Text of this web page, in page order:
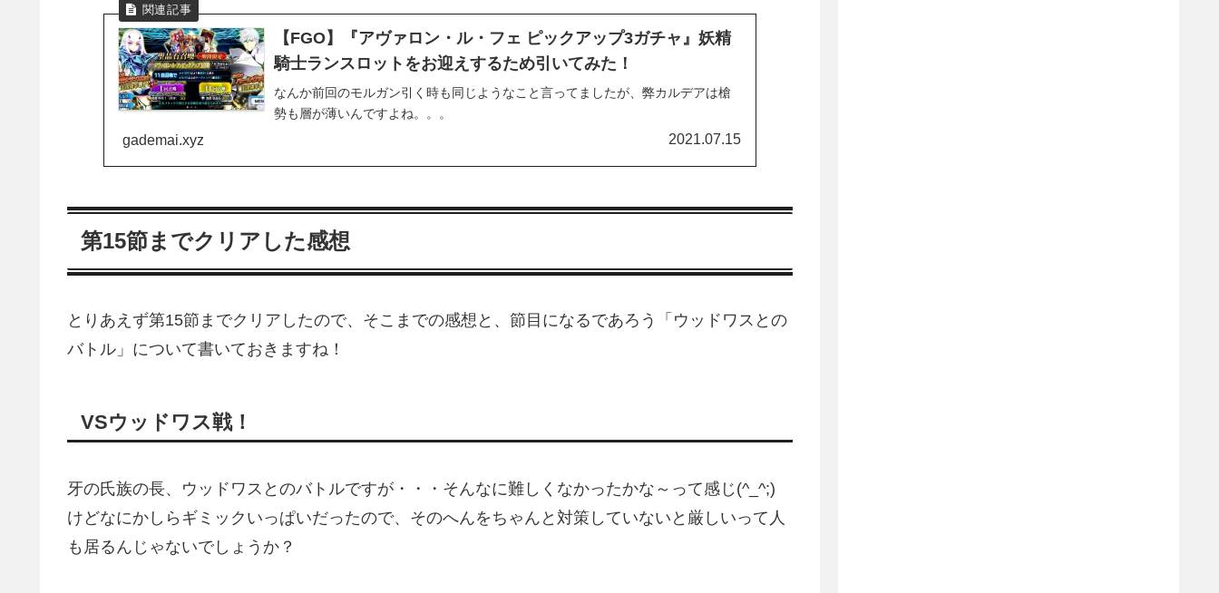
【FGO】『アヴァロン・ル・フェ ピックアップ3ガチャ』妖精
騎士ランスロットをお迎えするため引いてみた！
なんか前回のモルガン引く時も同じようなこと言ってましたが、弊カルデアは槍
勢も層が薄いんですよね。。。
gademai.xyz 2021.07.15
第15節までクリアした感想
とりあえず第15節までクリアしたので、そこまでの感想と、節目になるであろう「ウッドワスとの
バトル」について書いておきますね！
VSウッドワス戦！
牙の氏族の長、ウッドワスとのバトルですが・・・そんなに難しくなかったかな～って感じ(^_^;)
けどなにかしらギミックいっぱいだったので、そのへんをちゃんと対策していないと厳しいって人
も居るんじゃないでしょうか？